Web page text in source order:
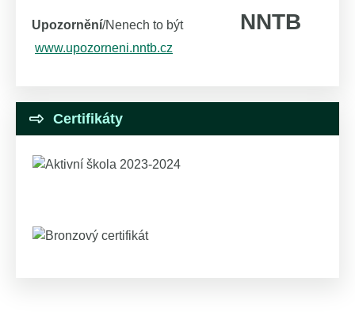
Upozornění/Nenech to být NNTB
www.upozorneni.nntb.cz
Certifikáty